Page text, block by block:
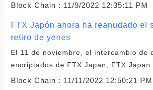
Block Chain： 11/9/2022 12:35:11 PM
FTX Japón ahora ha reanudado el
retiro de yenes
El 11 de noviembre, el intercambio de
encriptados de FTX Japan, FTX Japan.
Block Chain： 11/11/2022 12:50:21 PM